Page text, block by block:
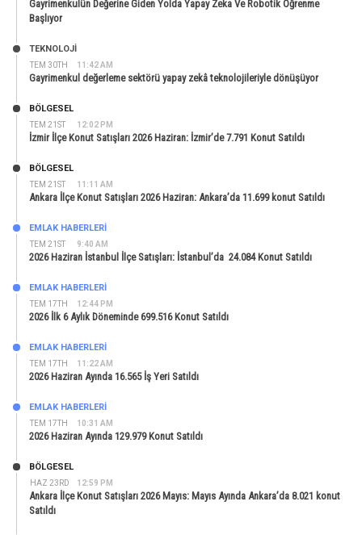
Gayrimenkulün Değerine Giden Yolda Yapay Zeka Ve Robotik Öğrenme
Başlıyor
TEM 30TH 11:42 AM
TEKNOLOJİ
Gayrimenkul değerleme sektörü yapay zekâ teknolojileriyle dönüşüyor
TEM 21ST 12:02 PM
BÖLGESEL
İzmir İlçe Konut Satışları 2026 Haziran: İzmir’de 7.791 Konut Satıldı
TEM 21ST 11:11 AM
BÖLGESEL
Ankara İlçe Konut Satışları 2026 Haziran: Ankara’da 11.699 konut Satıldı
TEM 21ST 9:40 AM
EMLAK HABERLERI
2026 Haziran İstanbul İlçe Satışları: İstanbul’da 24.084 Konut Satıldı
TEM 17TH 12:44 PM
EMLAK HABERLERI
2026 İlk 6 Aylık Döneminde 699.516 Konut Satıldı
TEM 17TH 11:22 AM
EMLAK HABERLERI
2026 Haziran Ayında 16.565 İş Yeri Satıldı
TEM 17TH 10:31 AM
EMLAK HABERLERI
2026 Haziran Ayında 129.979 Konut Satıldı
HAZ 23RD 12:59 PM
BÖLGESEL
Ankara İlçe Konut Satışları 2026 Mayıs: Mayıs Ayında Ankara’da 8.021 konut
Satıldı